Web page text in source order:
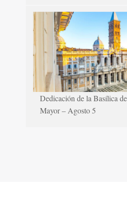
Dedicación de la Basílica
Mayor – Agosto 5